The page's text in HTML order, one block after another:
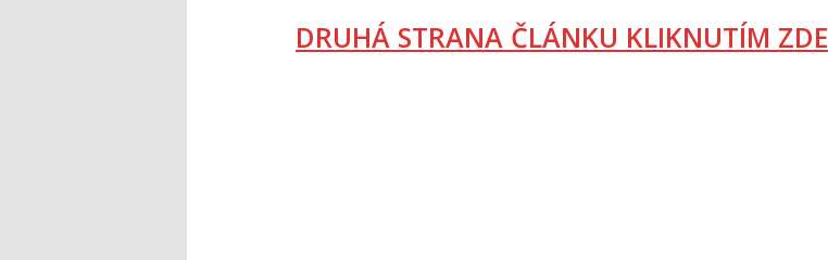
DRUHÁ STRANA ČLÁNKU KLIKNUTÍM ZDE